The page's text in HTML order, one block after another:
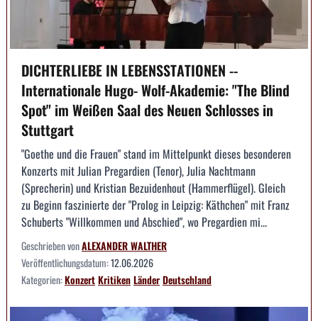
DICHTERLIEBE IN LEBENSSTATIONEN --
Internationale Hugo- Wolf-Akademie: "The Blind
Spot" im Weißen Saal des Neuen Schlosses in
Stuttgart
"Goethe und die Frauen" stand im Mittelpunkt dieses besonderen
Konzerts mit Julian Pregardien (Tenor), Julia Nachtmann
(Sprecherin) und Kristian Bezuidenhout (Hammerflügel). Gleich
zu Beginn faszinierte der "Prolog in Leipzig: Käthchen" mit Franz
Schuberts "Willkommen und Abschied", wo Pregardien mi...
Geschrieben vonALEXANDER WALTHER
Veröffentlichungsdatum:12.06.2026
Kategorien:KonzertKritikenLänderDeutschland